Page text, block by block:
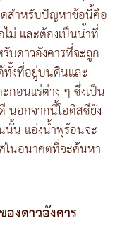
สำหรับปัญหาข้อนี้คือ
ม่ และต้องเป็นน้ำที่
บดาวอังคารที่จะถูก
ทั้งที่อยู่บนดินและ
กอนแร่ต่าง ๆ ซึ่งเป็น
นอกจากนี้โอดิสซียัง
นั้น แอ่งน้ำพุร้อนจะ
ในอนาคตที่จะค้นหา
องดาวอังคาร